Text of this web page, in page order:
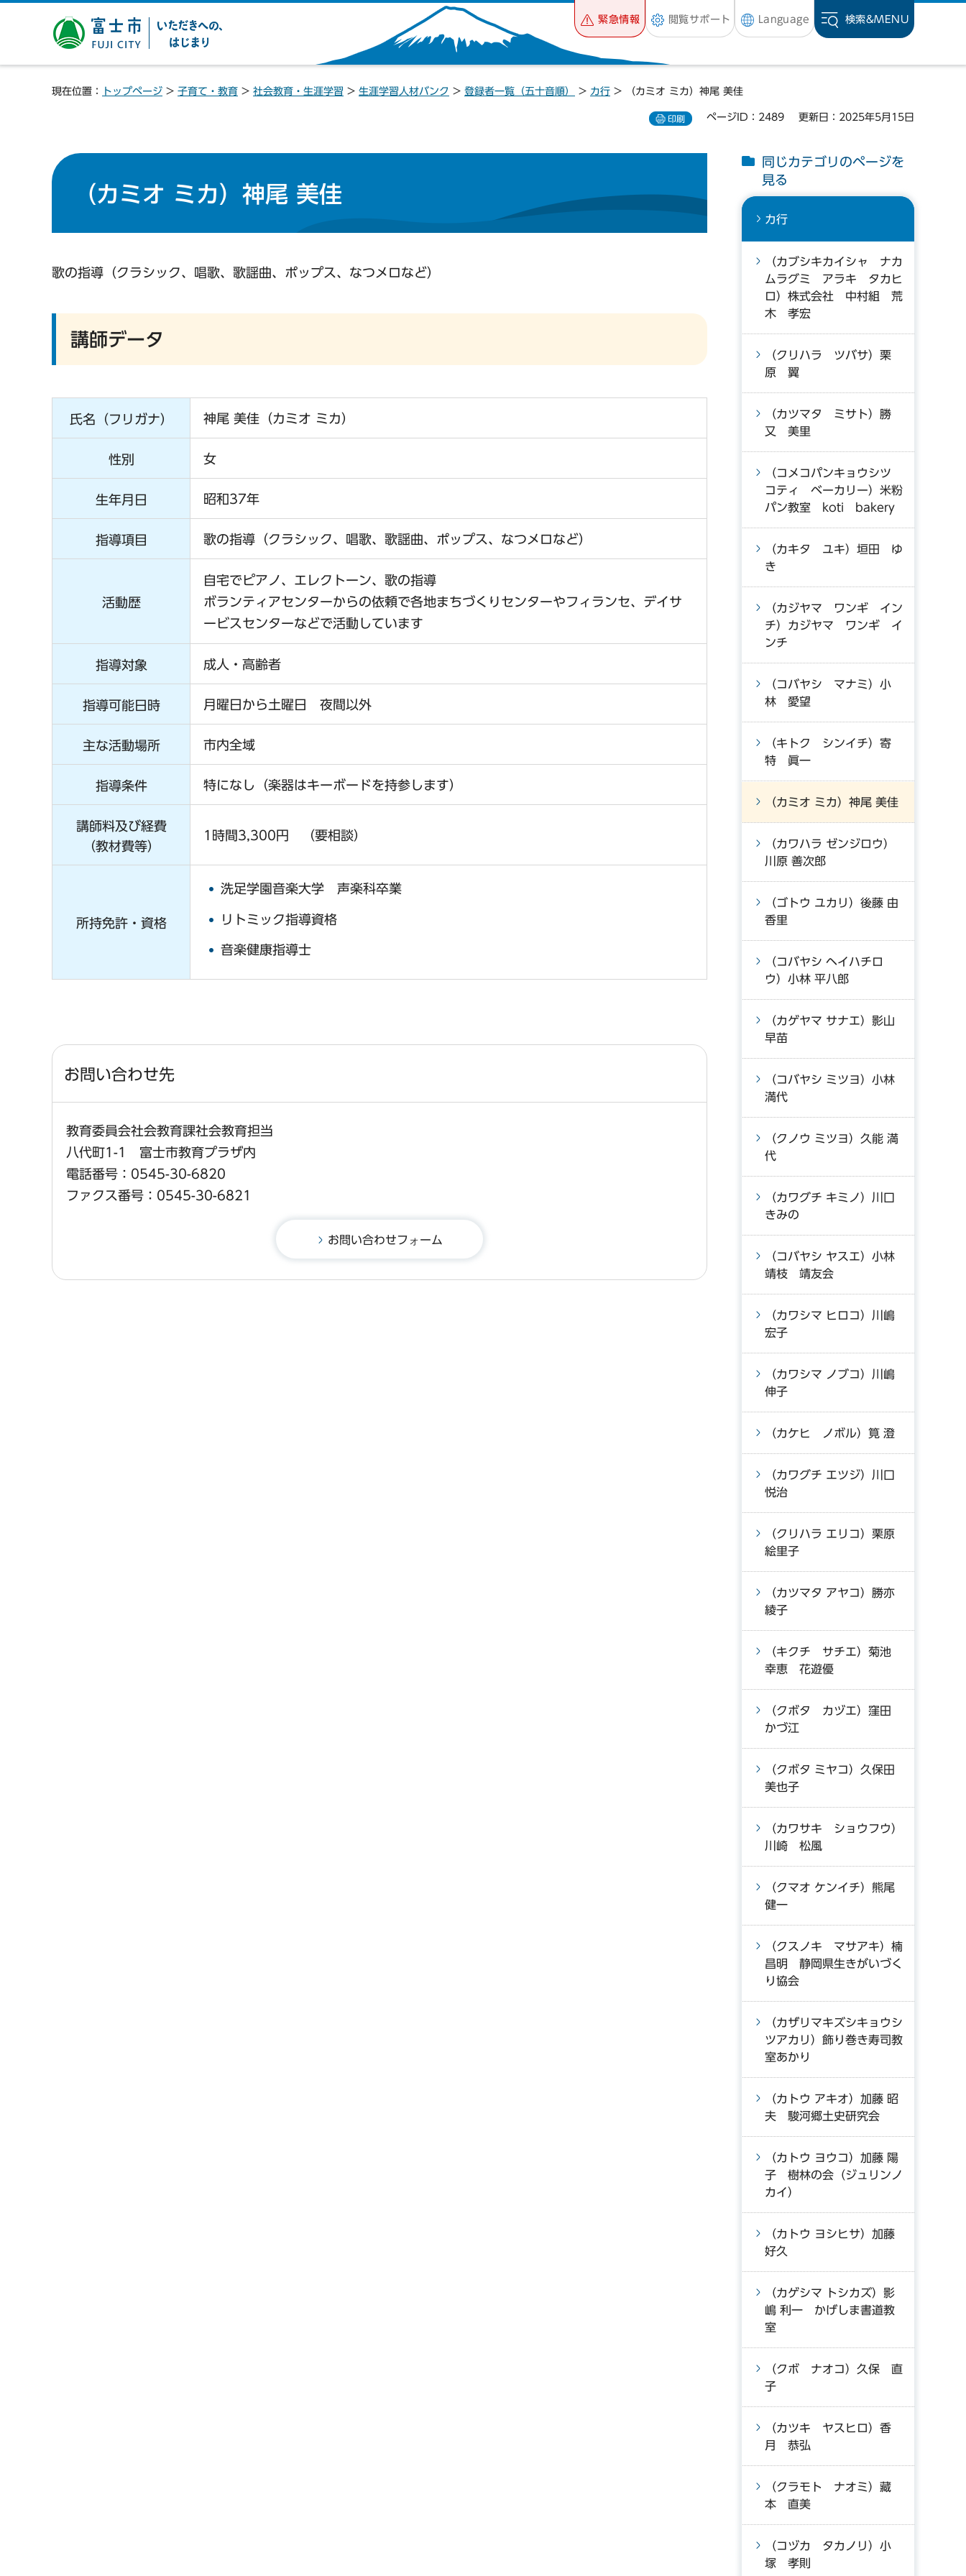
富士市 いただきへの、は
じまり
緊急情報 閲覧サポート Language 検索&MENU
現在位置： トップページ > 子育て・教育 > 社会教育・生涯学習 > 生涯学習人材バンク > 登録者一覧（五十音順） > カ行 > （カミオ ミカ）神尾 美佳
印刷 ページID：2489 更新日：2025年5月15日
（カミオ ミカ）神尾 美佳
歌の指導（クラシック、唱歌、歌謡曲、ポップス、なつメロなど）
講師データ
氏名（フリガナ） 神尾 美佳（カミオ ミカ）
性別 女
生年月日 昭和37年
指導項目 歌の指導（クラシック、唱歌、歌謡曲、ポップス、なつメロなど）
活動歴
自宅でピアノ、エレクトーン、歌の指導
ボランティアセンターからの依頼で各地まちづくりセンターやフィランセ、デイサ
ービスセンターなどで活動しています
指導対象 成人・高齢者
指導可能日時 月曜日から土曜日 夜間以外
主な活動場所 市内全域
指導条件 特になし（楽器はキーボードを持参します）
講師料及び経費
（教材費等）
1時間3,300円 （要相談）
所持免許・資格
洗足学園音楽大学 声楽科卒業
リトミック指導資格
音楽健康指導士
お問い合わせ先
教育委員会社会教育課社会教育担当
八代町1-1 富士市教育プラザ内
電話番号：0545-30-6820
ファクス番号：0545-30-6821
同じカテゴリのページを
見る
カ行
（カブシキカイシャ ナカ
ムラグミ アラキ タカヒ
ロ）株式会社 中村組 荒
木 孝宏
（クリハラ ツバサ）栗
原 翼
（カツマタ ミサト）勝
又 美里
（コメコパンキョウシツ
コティ ベーカリー）米粉
パン教室 koti bakery
（カキタ ユキ）垣田 ゆ
き
（カジヤマ ワンギ イン
チ）カジヤマ ワンギ イ
ンチ
（コバヤシ マナミ）小
林 愛望
（キトク シンイチ）寄
特 眞一
（カミオ ミカ）神尾 美佳
（カワハラ ゼンジロウ）
川原 善次郎
（ゴトウ ユカリ）後藤 由
香里
（コバヤシ ヘイハチロ
ウ）小林 平八郎
（カゲヤマ サナエ）影山
早苗
（コバヤシ ミツヨ）小林
満代
（クノウ ミツヨ）久能 満
代
（カワグチ キミノ）川口
きみの
（コバヤシ ヤスエ）小林
靖枝 靖友会
（カワシマ ヒロコ）川嶋
宏子
（カワシマ ノブコ）川嶋
伸子
（カケヒ ノボル）筧 澄
（カワグチ エツジ）川口
悦治
（クリハラ エリコ）栗原
絵里子
（カツマタ アヤコ）勝亦
綾子
（キクチ サチエ）菊池
幸恵 花遊優
（クボタ カヅエ）窪田
かづ江
（クボタ ミヤコ）久保田
美也子
（カワサキ ショウフウ）
川崎 松風
（クマオ ケンイチ）熊尾
健一
（クスノキ マサアキ）楠
昌明 静岡県生きがいづく
り協会
（カザリマキズシキョウシ
ツアカリ）飾り巻き寿司教
室あかり
（カトウ アキオ）加藤 昭
夫 駿河郷土史研究会
（カトウ ヨウコ）加藤 陽
子 樹林の会（ジュリンノ
カイ）
（カトウ ヨシヒサ）加藤
好久
（カゲシマ トシカズ）影
嶋 利一 かげしま書道教
室
（クボ ナオコ）久保 直
子
（カツキ ヤスヒロ）香
月 恭弘
（クラモト ナオミ）藏
本 直美
（コヅカ タカノリ）小
塚 孝則